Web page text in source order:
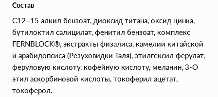
Состав
С12–15 алкил бензоат, диоксид титана, оксид цинка,
бутилоктил салицилат, фенитил бензоат, комплекс
FERNBLOCK®, экстракты физалиса, камелии китайской
и арабидопсиса (Резуховидки Таля), этилгексил ферулат,
феруловую кислоту, кофейную кислоту, меланин, 3-О
этил аскорбиновой кислоты, токоферил ацетат,
токоферол.